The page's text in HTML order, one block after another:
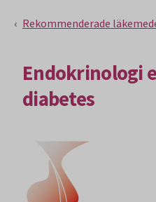
Rekommenderade
Endokrinologi
diabetes